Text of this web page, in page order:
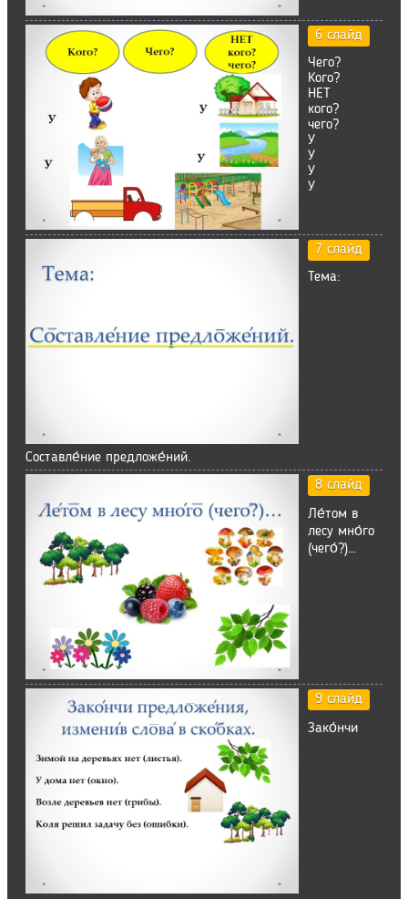
6 слайд
Чего?
Кого?
НЕТ
кого?
чего?
У
У
У
У
7 слайд
Тема:
Составле́ние предложе́ний.
8 слайд
Ле́том в
лесу мно́го
(чего́?)…
9 слайд
Зако́нчи